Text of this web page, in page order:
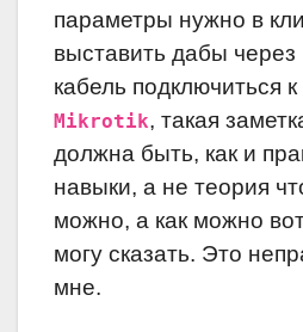
параметры нужно в
выставить дабы
кабель подключиться
Mikrotik, такая
должна быть, как и
навыки, а не теория
можно, а как можно
могу сказать. Это
мне.